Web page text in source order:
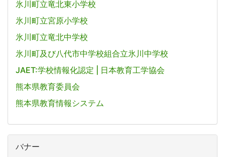
氷川町立竜北東小学校
氷川町立宮原小学校
氷川町立竜北中学校
氷川町及び八代市中学校組合立氷川中学校
JAET:学校情報化認定 | 日本教育工学協会
熊本県教育委員会
熊本県教育情報システム
バナー